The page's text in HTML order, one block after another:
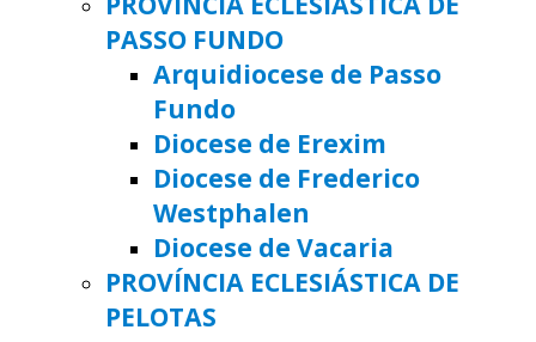
PASSO FUNDO
Arquidiocese de Passo
Fundo
Diocese de Erexim
Diocese de Frederico
Westphalen
Diocese de Vacaria
PROVÍNCIA ECLESIÁSTICA DE
PELOTAS